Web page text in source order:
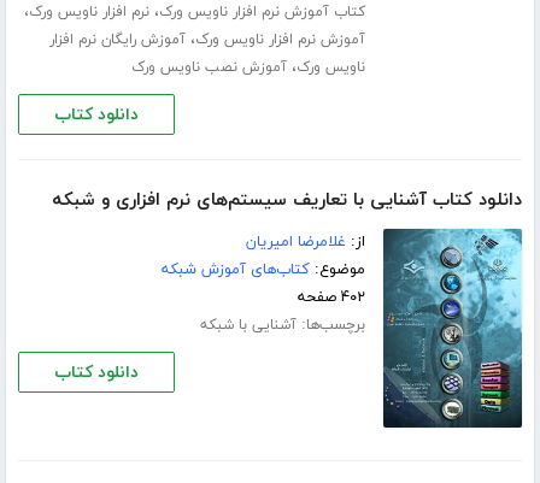
کتاب آموزش نرم افزار ناویس ورک،نرم افزار ناویس ورک،
آموزش نرم افزار ناویس ورک،آموزش رایگان نرم افزار
ناویس ورک،آموزش نصب ناویس ورک
دانلود کتاب
دانلود کتاب آشنایی با تعاریف سیستم‌های نرم افزاری و شبکه
از: غلامرضا امیریان
موضوع:کتاب‌های آموزش شبکه
۴۰۲ صفحه
برچسب‌ها:آشنایی با شبکه
دانلود کتاب